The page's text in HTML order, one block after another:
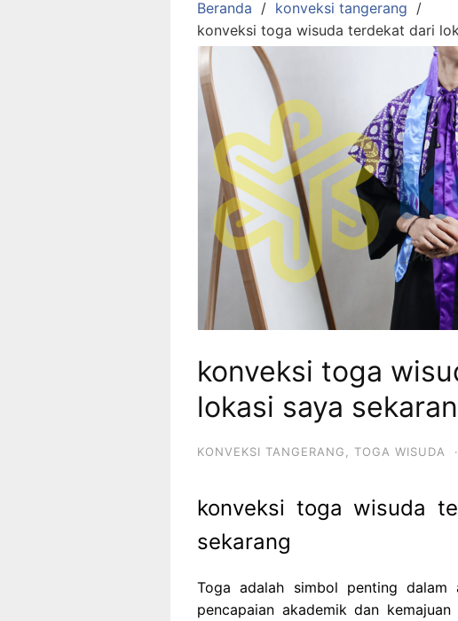
Beranda
konveksi tangerang
konveksi toga wisuda terdekat dari
konveksi toga
lokasi saya
KONVEKSI TANGERANG TOGA WISUDA ·
konveksi toga wisuda
sekarang
Toga adalah simbol penting dalam
pencapaian akademik dan